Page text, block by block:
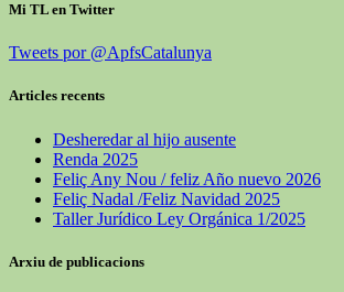
Mi TL en Twitter
Tweets por @ApfsCatalunya
Articles recents
Desheredar al hijo ausente
Renda 2025
Feliç Any Nou / feliz Año nuevo 2026
Feliç Nadal /Feliz Navidad 2025
Taller Jurídico Ley Orgánica 1/2025
Arxiu de publicacions